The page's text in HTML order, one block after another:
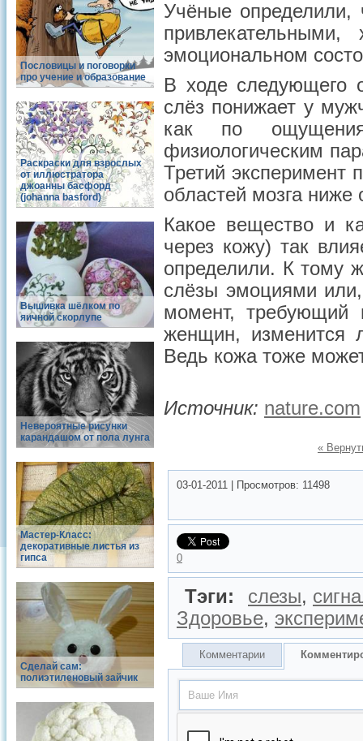
Пословицы и поговорки
про учение и образование
Раскраски для взрослых
от иллюстратора
джоанны басфорд
(johanna basford)
Вышивка шёлком по
яичной скорлупе
Невероятные рисунки
карандашом от пола лунга
Мастер-Класс:
декоративные листья из
гипса
Сделай сам:
полиэтиленовый зайчик
Учёные
эмоциональном
В ходе следующего
слёз понижает у
как по
физиологическим
Третий эксперимент
областей мозга ниже
Какое вещество и
через кожу) так
определили. К тому
слёзы эмоциями
момент, требующий
женщин, изменится
Ведь кожа тоже
Источник: nature.com
«
03-01-2011 Просмотров: 11498
0
Тэги: слезы,
Здоровье,
Комментарии